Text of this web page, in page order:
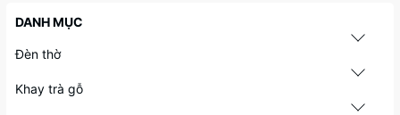
DANH MỤC
Đèn thờ
Khay trà gỗ